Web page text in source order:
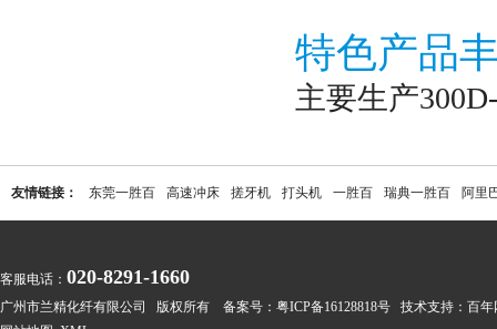
特色产品
主要生产
友情链接： 东莞一胜百 高速冲床 搓牙机 打头机 一胜百 瑞典一胜百 阿里
客服电话： 020-8291-1660
广州市兰精化纤有限公司 版权所有 备案号： 粤ICP备16128818号 技术支持： 百年